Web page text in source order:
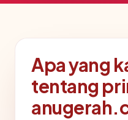
Apa yang
tentang